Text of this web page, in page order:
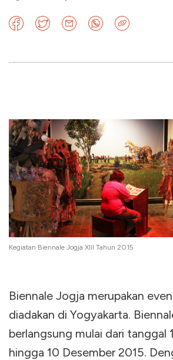
Kegiatan Biennale Jogja XIII Tahun 2015
Biennale Jogja merupakan
diadakan di Yogyakarta.
berlangsung mulai dari tanggal
hingga 10 Desember 2015.